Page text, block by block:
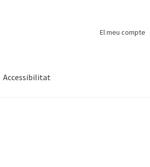
El meu compte
Accessibilitat